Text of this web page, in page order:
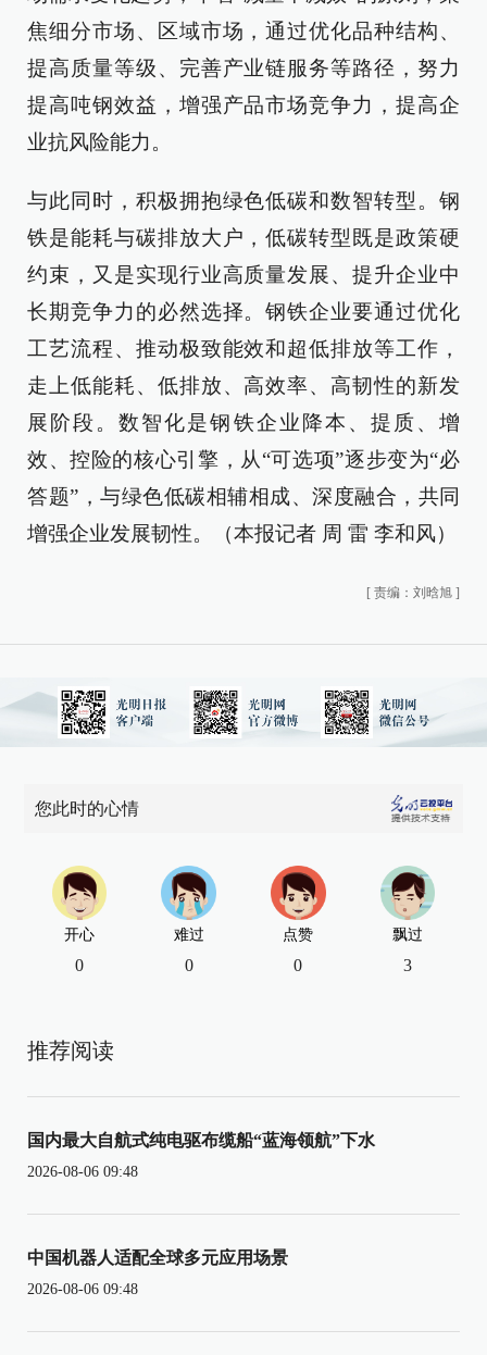
焦细分市场、区域市场，通过优化品种结构、
提高质量等级、完善产业链服务等路径，努力
提高吨钢效益，增强产品市场竞争力，提高企
业抗风险能力。
与此同时，积极拥抱绿色低碳和数智转型。钢
铁是能耗与碳排放大户，低碳转型既是政策硬
约束，又是实现行业高质量发展、提升企业中
长期竞争力的必然选择。钢铁企业要通过优化
工艺流程、推动极致能效和超低排放等工作，
走上低能耗、低排放、高效率、高韧性的新发
展阶段。数智化是钢铁企业降本、提质、增
效、控险的核心引擎，从“可选项”逐步变为“必
答题”，与绿色低碳相辅相成、深度融合，共同
增强企业发展韧性。（本报记者 周 雷 李和风）
[ 责编：刘晗旭 ]
您此时的心情
开心
0
难过
0
点赞
0
飘过
3
推荐阅读
国内最大自航式纯电驱布缆船“蓝海领航”下水
2026-08-06 09:48
中国机器人适配全球多元应用场景
2026-08-06 09:48